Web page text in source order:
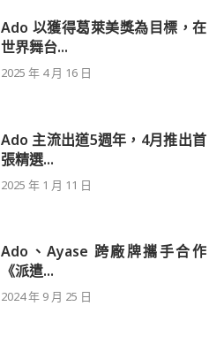
Ado 以獲得葛萊美獎為目標，在
世界舞台...
2025 年 4 月 16 日
Ado 主流出道5週年，4月推出首
張精選...
2025 年 1 月 11 日
Ado、Ayase 跨廠牌攜手合作
《派遣...
2024 年 9 月 25 日